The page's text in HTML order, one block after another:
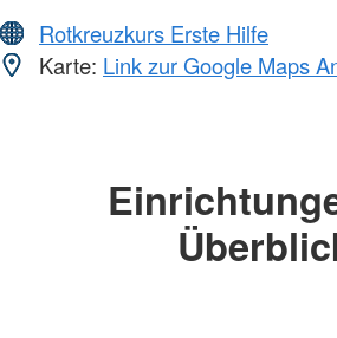
Rotkreuzkurs Erste Hilfe
Karte: Link zur Google Maps